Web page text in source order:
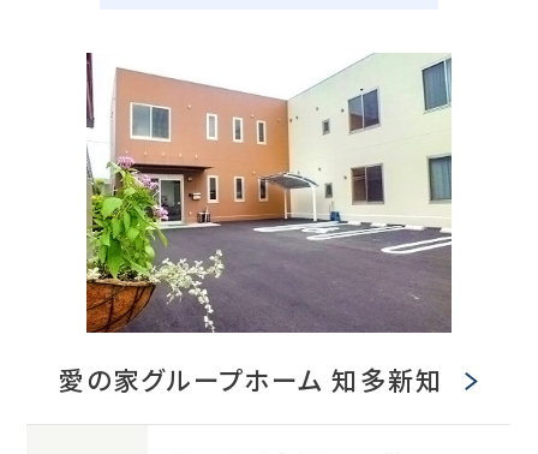
愛の家グループホーム 知多新知